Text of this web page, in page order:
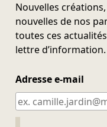
Nouvelles
nouvelles de nos
toutes ces
lettre d’information.
Adresse e-mail